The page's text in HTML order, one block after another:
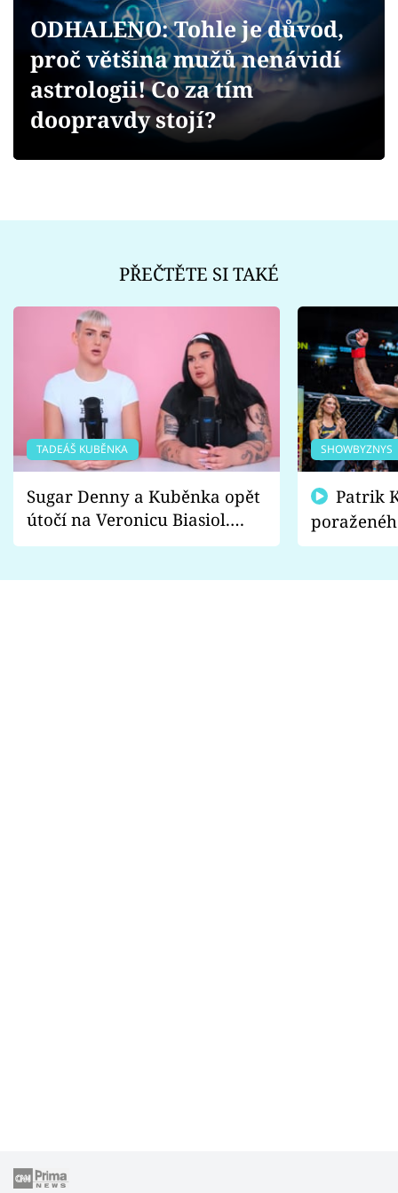
Videa
Sledujte prima+
ODHALENO: Tohle je důvod,
proč většina mužů nenávidí
astrologii! Co za tím
doopravdy stojí?
PŘEČTĚTE SI TAKÉ
TADEÁŠ KUBĚNKA
Sugar Denny a Kuběnka opět
útočí na Veronicu Biasiol.
Proč je podle nich falešná a
SHOWBYZNYS
fanoušci